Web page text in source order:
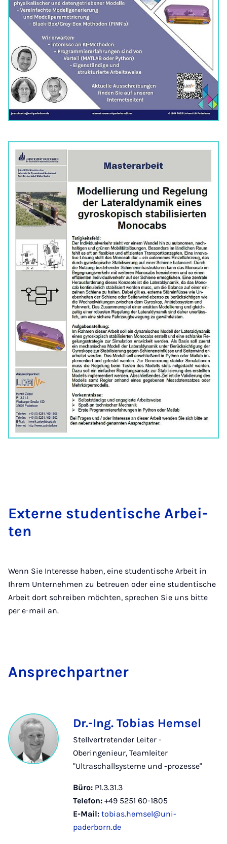
Ex­ter­ne stu­den­ti­sche Ar­bei­
ten
Wenn Sie Interesse haben, eine studentische Arbeit in
Ihrem Unternehmen zu betreuen oder eine studentische
Arbeit dort schreiben möchten, sprechen Sie uns bitte
per e-mail an.
An­sprech­part­ner
Dr.-Ing. Tobias Hemsel
Stellvertretender Leiter -
Oberingenieur, Teamleiter
"Ultraschallsysteme und -prozesse"
Büro: P1.3.31.3
Telefon: +49 5251 60-1805
E-Mail: tobias.hemsel@uni-
paderborn.de